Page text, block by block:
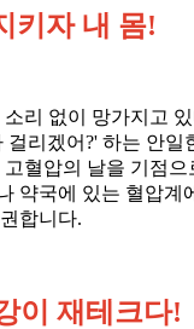
키자 내 몸!
리 없이 망가지고
걸리겠어?' 하는 안일
혈압의 날을 기점으
약국에 있는 혈압계
합니다.
이 재테크다!